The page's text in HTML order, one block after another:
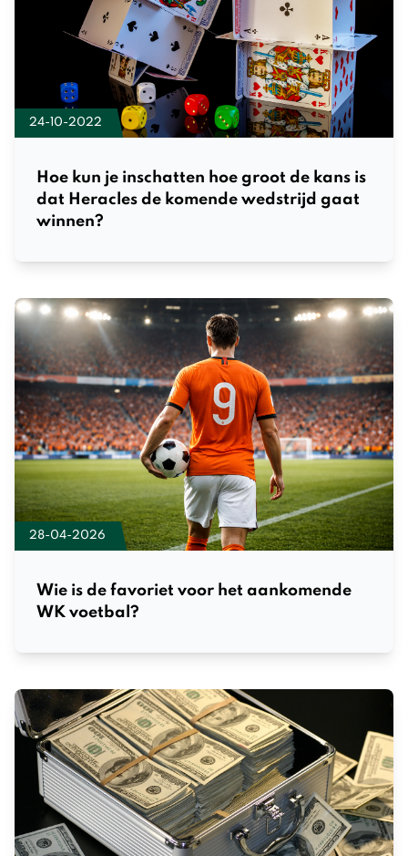
24-10-2022
Hoe kun je inschatten hoe groot de kans is
dat Heracles de komende wedstrijd gaat
winnen?
28-04-2026
Wie is de favoriet voor het aankomende
WK voetbal?